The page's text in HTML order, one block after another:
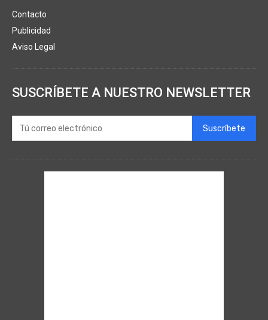
Contacto
Publicidad
Aviso Legal
SUSCRÍBETE A NUESTRO NEWSLETTER
Suscríbete